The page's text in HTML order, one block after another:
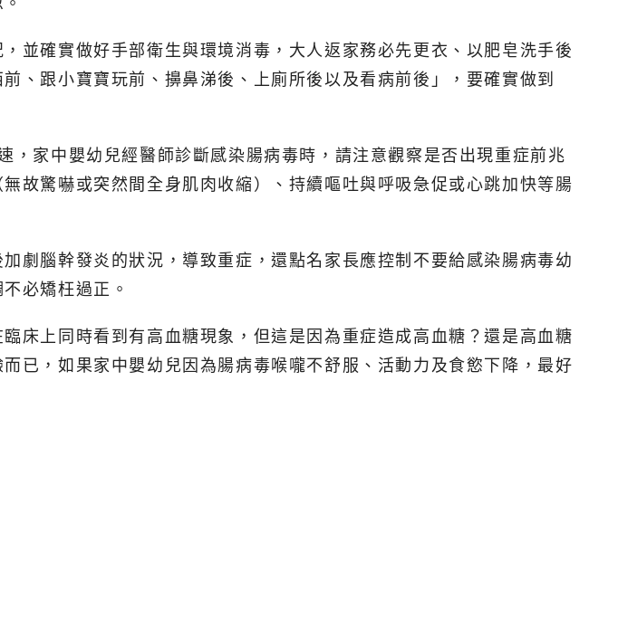
並確實做好手部衛生與環境消毒，大人返家務必先更衣、以肥皂洗手後
、跟小寶寶玩前、擤鼻涕後、上廁所後以及看病前後」，要確實做到
家中嬰幼兒經醫師診斷感染腸病毒時，請注意觀察是否出現重症前兆
故驚嚇或突然間全身肌肉收縮）、持續嘔吐與呼吸急促或心跳加快等腸
劇腦幹發炎的狀況，導致重症，還點名家長應控制不要給感染腸病毒幼
必矯枉過正。
床上同時看到有高血糖現象，但這是因為重症造成高血糖？還是高血糖
已，如果家中嬰幼兒因為腸病毒喉嚨不舒服、活動力及食慾下降，最好